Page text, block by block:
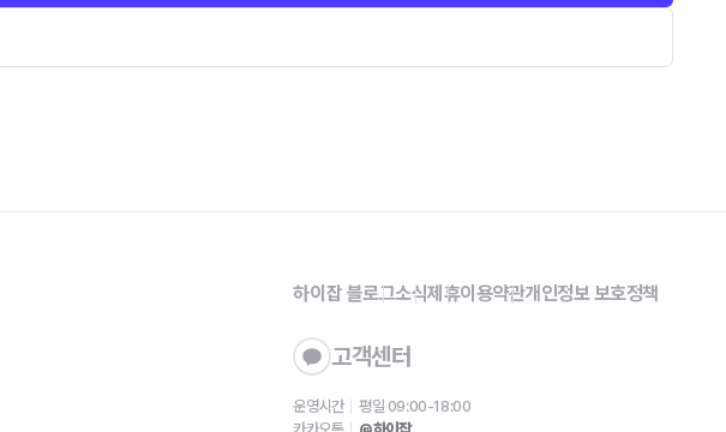
하이잡 블로그소식제휴이용약관개인정보 보호정책
고객센터
운영시간
평일 09:00-18:00